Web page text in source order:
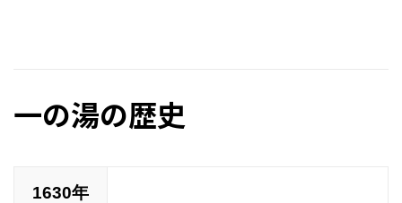
一の湯の歴史
1630年